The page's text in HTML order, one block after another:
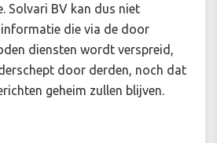
Solvari BV kan dus niet
die via de door
diensten wordt verspreid,
door derden, noch dat
geheim zullen blijven.